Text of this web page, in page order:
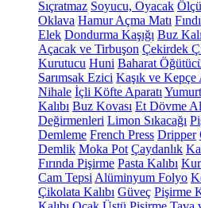
Sıçratmaz Soyucu, Oyacak
Oklava Hamur Açma Matı
Elek Dondurma Kaşığı Buz
Açacak ve Tirbuşon Çekirdek
Kurutucu Huni Baharat
Sarımsak Ezici Kaşık ve Kepçe
Nihale İçli Köfte Aparatı
Kalıbı Buz Kovası Et Dövme
Değirmenleri Limon Sıkacağı
Demleme French Press Dripper
Demlik Moka Pot Çaydanlık
Fırında Pişirme Pasta Kalıbı
Cam Tepsi Alüminyum Folyo
Çikolata Kalıbı Güveç Pişirme